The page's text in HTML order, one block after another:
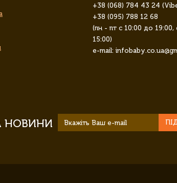
+38 (068) 784 43 24
+38 (095) 788 12 68
(пн - пт с 10:00 до 19:00,
15:00)
e-mail:
НОВИНИ